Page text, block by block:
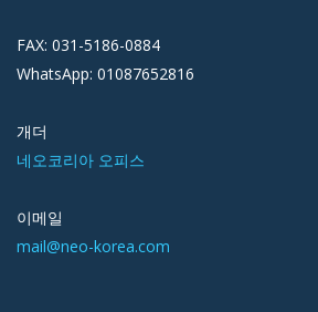
FAX: 031-5186-0884
WhatsApp: 01087652816
개더
네오코리아 오피스
이메일
mail@neo-korea.com